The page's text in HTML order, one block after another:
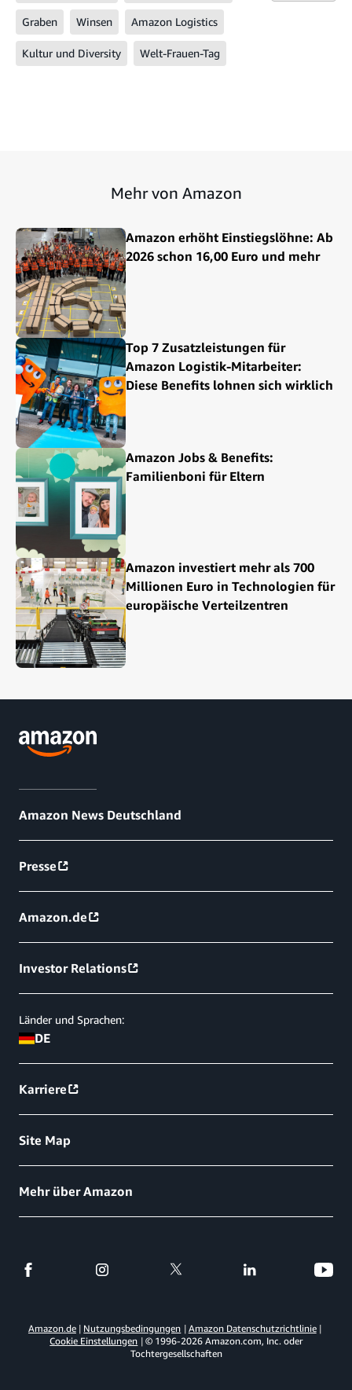
Graben Winsen Amazon Logistics
Kultur und Diversity Welt-Frauen-Tag
Mehr von Amazon
Amazon erhöht Einstiegslöhne: Ab
2026 schon 16,00 Euro und mehr
Top 7 Zusatzleistungen für
Amazon Logistik-Mitarbeiter:
Diese Benefits lohnen sich wirklich
Amazon Jobs & Benefits:
Familienboni für Eltern
Amazon investiert mehr als 700
Millionen Euro in Technologien für
europäische Verteilzentren
Amazon News Deutschland
Presse
Amazon.de
Investor Relations
Länder und Sprachen:
DE
Karriere
Site Map
Mehr über Amazon
Amazon.de Nutzungsbedingungen
Amazon Datenschutzrichtlinie
Cookie Einstellungen
© 1996-2026 Amazon.com, Inc. oder
Tochtergesellschaften